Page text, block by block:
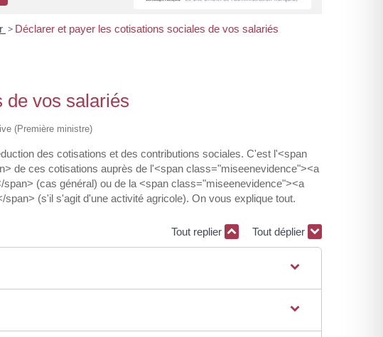
> Déclarer et payer les cotisations sociales de vos salariés
de vos salariés
(Première ministre)
des cotisations et des contributions sociales. C'est l'<span
de ces cotisations auprès de l'<span class="miseenevidence"><a
(cas général) ou de la <span class="miseenevidence"><a
(s'il s'agit d'une activité agricole). On vous explique tout.
Tout replier Tout déplier